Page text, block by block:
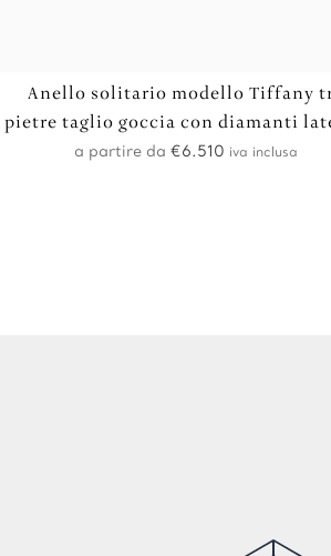
Anello solitario modello Tiffany
pietre taglio goccia con diamanti
a partire da €6.510 iva inclusa